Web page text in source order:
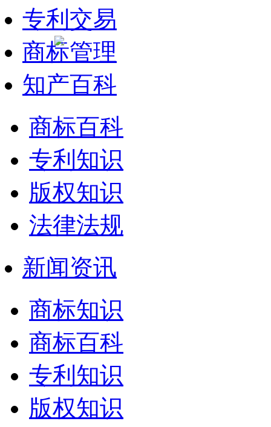
专利交易
商标管理
知产百科
商标百科
专利知识
版权知识
法律法规
新闻资讯
商标知识
商标百科
专利知识
版权知识